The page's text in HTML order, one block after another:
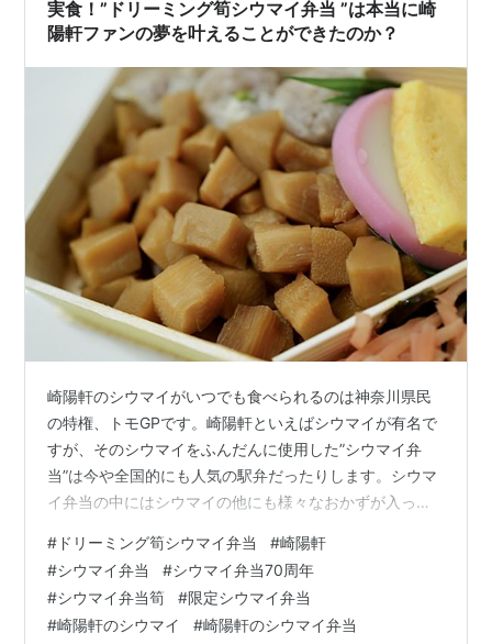
実食！”ドリーミング筍シウマイ弁当 ”は本当に崎
陽軒ファンの夢を叶えることができたのか？
崎陽軒のシウマイがいつでも食べられるのは神奈川県民
の特権、トモGPです。崎陽軒といえばシウマイが有名で
すが、そのシウマイをふんだんに使用した”シウマイ弁
当”は今や全国的にも人気の駅弁だったりします。シウマ
イ弁当の中にはシウマイの他にも様々なおかずが入って
シウマイに次ぐ人気の一品と言われています。そんな人
気の筍が普段よりも大量に入っている”ドリーミング筍シ
ウマイ弁当”なるものが限定販売されると聞き早速購入し
てみることにしました。 シウマイ弁当70周年記念企
# ドリーミング筍シウマイ弁当 #崎陽軒
#シウマイ弁当 #シウマイ弁当70周年
#シウマイ弁当筍 #限定シウマイ弁当
#崎陽軒のシウマイ #崎陽軒のシウマイ弁当